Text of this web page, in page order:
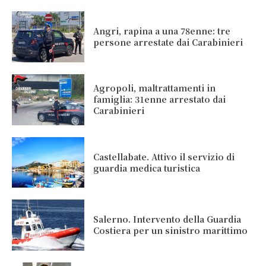
Angri, rapina a una 78enne: tre
persone arrestate dai Carabinieri
Agropoli, maltrattamenti in
famiglia: 31enne arrestato dai
Carabinieri
Castellabate. Attivo il servizio di
guardia medica turistica
Salerno. Intervento della Guardia
Costiera per un sinistro marittimo